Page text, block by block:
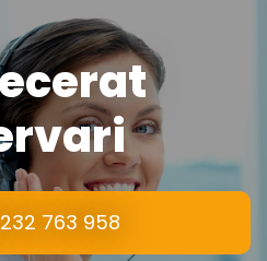
763 958